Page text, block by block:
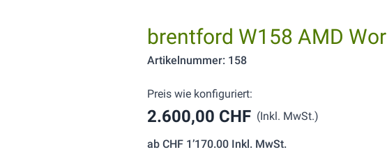
brentford W158 AMD
Artikelnummer: 158
Preis wie konfiguriert:
2.600,00 CHF (Inkl. MwSt.)
ab CHF 1’170.00Inkl. MwSt.